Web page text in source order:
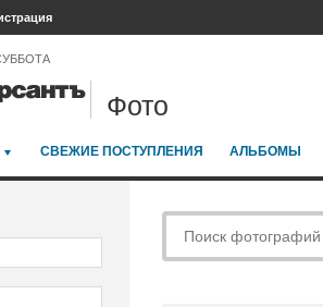
Фото
СВЕЖИЕ ПОСТУПЛЕНИЯ АЛЬБОМЫ